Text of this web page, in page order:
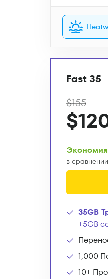
Fast 35
$155
Экономия
в
35GB
+5GB
1,000
10+